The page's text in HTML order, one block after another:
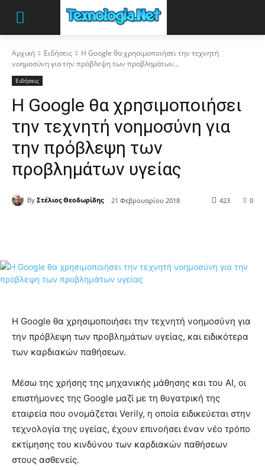
Αρχική Ειδήσεις
Η Google θα χρησιμοποιήσει την τεχνητή
νοημοσύνη για την πρόβλεψη των προβλημάτων...
Ειδήσεις
Η Google θα χρησιμοποιήσει
την τεχνητή νοημοσύνη για
την πρόβλεψη των
προβλημάτων υγείας
By Στέλιος Θεοδωρίδης 21 Φεβρουαρίου 2018 0
423
Η Google θα χρησιμοποιήσει την τεχνητή νοημοσύνη για
την πρόβλεψη των προβλημάτων υγείας, και ειδικότερα
των καρδιακών παθήσεων.
Μέσω της χρήσης της μηχανικής μάθησης και του AI, οι
επιστήμονες της Google μαζί με τη θυγατρική της
εταιρεία που ονομάζεται Verily, η οποία ειδικεύεται στην
τεχνολογία της υγείας, έχουν επινοήσει έναν νέο τρόπο
εκτίμησης του κινδύνου των καρδιακών παθήσεων
στους ασθενείς.